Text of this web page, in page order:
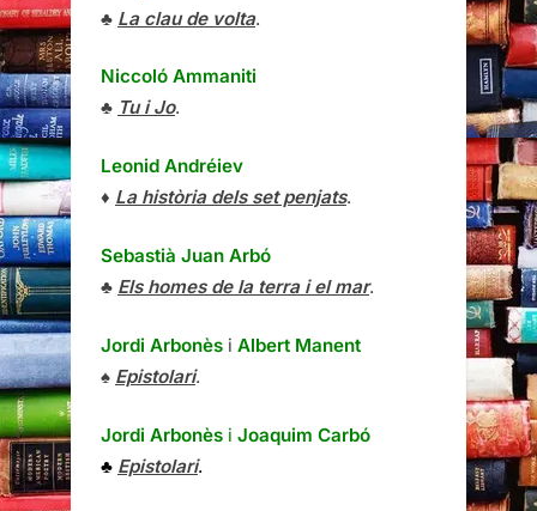
♣ La clau de volta.
Niccoló Ammaniti
♣ Tu i Jo.
Leonid Andréiev
♦ La història dels set penjats.
Sebastià Juan Arbó
♣ Els homes de la terra i el mar.
Jordi Arbonès i Albert Manent
♠ Epistolari.
Jordi Arbonès i Joaquim Carbó
♣ Epistolari.